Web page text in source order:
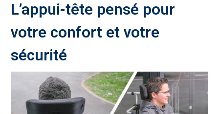
L’appui-tête pensé pour
votre confort et votre
sécurité